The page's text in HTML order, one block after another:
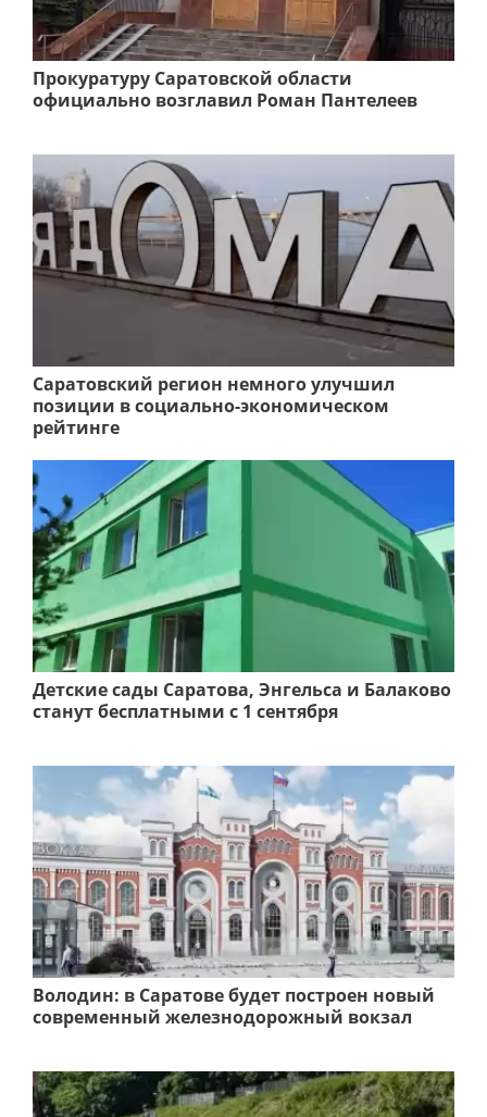
Прокуратуру Саратовской области
официально возглавил Роман Пантелеев
Саратовский регион немного улучшил
позиции в социально-экономическом
рейтинге
Детские сады Саратова, Энгельса и Балаково
станут бесплатными с 1 сентября
Володин: в Саратове будет построен новый
современный железнодорожный вокзал